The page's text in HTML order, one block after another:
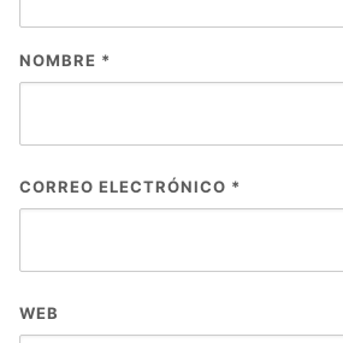
NOMBRE *
CORREO ELECTRÓNICO *
WEB